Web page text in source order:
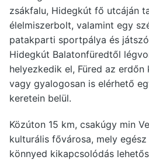
zsákfalu, Hidegkút fő utcáján
élelmiszerbolt, valamint egy
patakparti sportpálya és
Hidegkút Balatonfüredtől
helyezkedik el, Füred az
vagy gyalogosan is elérhető
keretein belül.
Közúton 15 km, csakúgy min
kulturális fővárosa, mely
könnyed kikapcsolódás